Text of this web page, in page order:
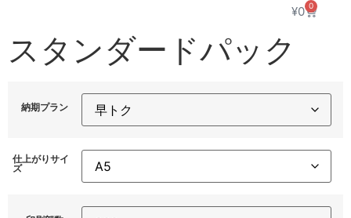
¥0 0
スタンダードパック
納期プラン
仕上がりサイ
ズ